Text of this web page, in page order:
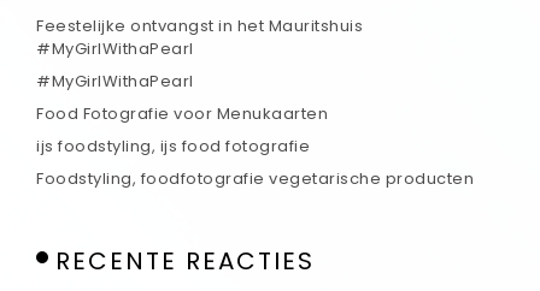
Feestelijke ontvangst in het Mauritshuis
#MyGirlWithaPearl
#MyGirlWithaPearl
Food Fotografie voor Menukaarten
ijs foodstyling, ijs food fotografie
Foodstyling, foodfotografie vegetarische producten
RECENTE REACTIES